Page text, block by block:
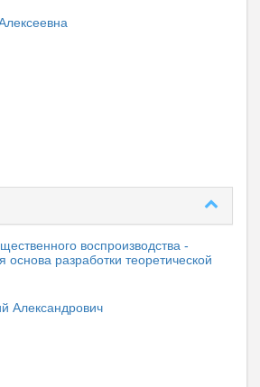
воспроизводства -
разработки теоретической
Александрович